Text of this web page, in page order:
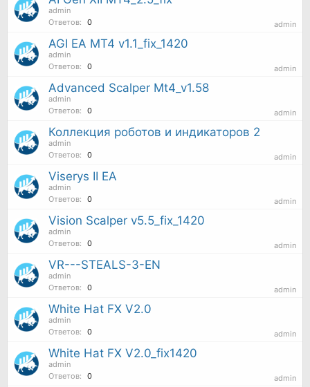
admin
Ответов:
0 admin
AGI EA MT4 v1.1_fix_1420
admin
Ответов:
0 admin
Advanced Scalper Mt4_v1.58
admin
Ответов:
0 admin
Коллекция роботов и индикаторов 2
admin
Ответов:
0 admin
Viserys II EA
admin
Ответов:
0 admin
Vision Scalper v5.5_fix_1420
admin
Ответов:
0 admin
VR---STEALS-3-EN
admin
Ответов:
0 admin
White Hat FX V2.0
admin
Ответов:
0 admin
White Hat FX V2.0_fix1420
admin
Ответов:
0 admin